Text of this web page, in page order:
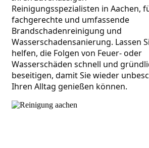
Reinigungsspezialisten in Aachen,
fachgerechte und umfassende
Brandschadenreinigung und
Wasserschadensanierung. Lassen
helfen, die Folgen von Feuer- oder
Wasserschäden schnell und
beseitigen, damit Sie wieder
Ihren Alltag genießen können.